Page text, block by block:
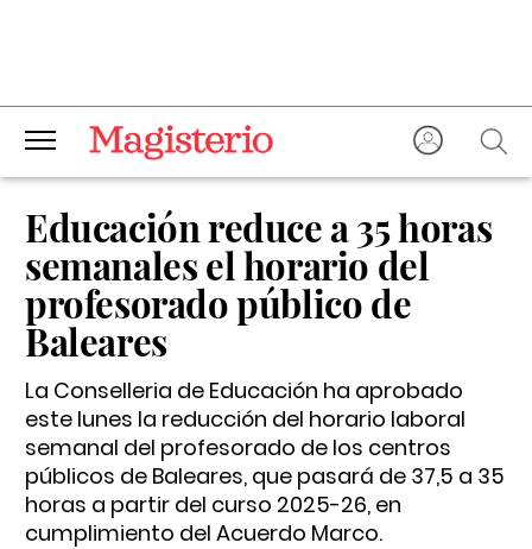
Educación reduce a 35 horas
semanales el horario del
profesorado público de
Baleares
La Conselleria de Educación ha aprobado
este lunes la reducción del horario laboral
semanal del profesorado de los centros
públicos de Baleares, que pasará de 37,5 a 35
horas a partir del curso 2025-26, en
cumplimiento del Acuerdo Marco.